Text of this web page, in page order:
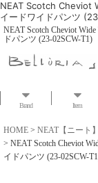
NEAT Scotch Cheviot
イードワイドパンツ
NEAT Scotch Cheviot
ドパンツ (23-02SCW-T1)
Brand Item
HOME > NEAT【ニート】
> NEAT Scotch Cheviot
イドパンツ (23-02SCW-